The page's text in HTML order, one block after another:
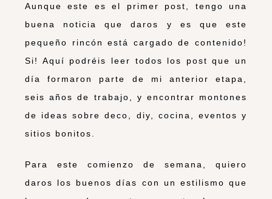
Aunque este es el primer post, tengo una
buena noticia que daros y es que este
pequeño rincón está cargado de contenido!
Si! Aquí podréis leer todos los post que un
día formaron parte de mi anterior etapa,
seis años de trabajo, y encontrar montones
de ideas sobre deco, diy, cocina, eventos y
sitios bonitos.
Para este comienzo de semana, quiero
daros los buenos días con un estilismo que